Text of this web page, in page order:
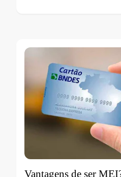
Vantagens de ser